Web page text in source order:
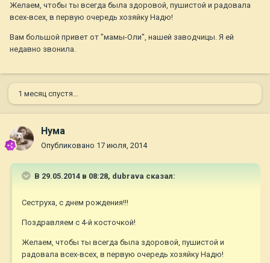
Желаем, чтобы ты всегда была здоровой, пушистой и радовала
всех-всех, в первую очередь хозяйку Надю!
Вам большой привет от "мамы-Оли", нашей заводчицы. Я ей
недавно звонила.
1 месяц спустя...
Нума
Опубликовано 17 июля, 2014
В 29.05.2014 в 08:28, dubrava сказал:
Сеструха, с днем рождения!!!
Поздравляем с 4-й косточкой!
Желаем, чтобы ты всегда была здоровой, пушистой и
радовала всех-всех, в первую очередь хозяйку Надю!